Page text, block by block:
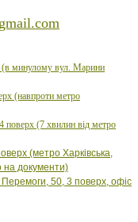
(в минулому вул. Марини
(навпроти метро
поверх (7 хвилин від метро
(метро Харківська,
на документи)
50, 3 поверх, офіс